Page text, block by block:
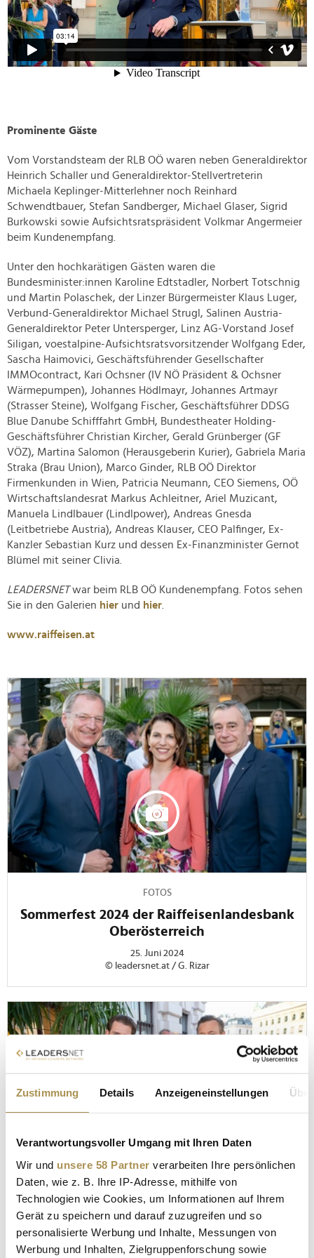
Zustimmung Details Anzeigeneinstellungen
Verantwortungsvoller Umgang mit Ihren Daten
Wir und unsere 58 Partner verarbeiten Ihre persönlichen
Daten, wie z. B. Ihre IP-Adresse, mithilfe von
Technologien wie Cookies, um Informationen auf Ihrem
Gerät zu speichern und darauf zuzugreifen und so
personalisierte Werbung und Inhalte, Messungen von
Werbung und Inhalten, Zielgruppenforschung sowie
Prominente Gäste
Vom Vorstandsteam der RLB OÖ waren neben Generaldirektor
Heinrich Schaller und Generaldirektor-Stellvertreterin
Michaela Keplinger-Mitterlehner noch Reinhard
Schwendtbauer, Stefan Sandberger, Michael Glaser, Sigrid
Burkowski sowie Aufsichtsratspräsident Volkmar Angermeier
beim Kundenempfang.
Unter den hochkarätigen Gästen waren die
Bundesminister:innen Karoline Edtstadler, Norbert Totschnig
und Martin Polaschek, der Linzer Bürgermeister Klaus Luger,
Verbund-Generaldirektor Michael Strugl, Salinen Austria-
Generaldirektor Peter Untersperger, Linz AG-Vorstand Josef
Siligan, voestalpine-Aufsichtsratsvorsitzender Wolfgang Eder,
Sascha Haimovici, Geschäftsführender Gesellschafter
IMMOcontract, Kari Ochsner (IV NÖ Präsident & Ochsner
Wärmepumpen), Johannes Hödlmayr, Johannes Artmayr
(Strasser Steine), Wolfgang Fischer, Geschäftsführer DDSG
Blue Danube Schifffahrt GmbH, Bundestheater Holding-
Geschäftsführer Christian Kircher, Gerald Grünberger (GF
VÖZ), Martina Salomon (Herausgeberin Kurier), Gabriela Maria
Straka (Brau Union), Marco Ginder, RLB OÖ Direktor
Firmenkunden in Wien, Patricia Neumann, CEO Siemens, OÖ
Wirtschaftslandesrat Markus Achleitner, Ariel Muzicant,
Manuela Lindlbauer (Lindlpower), Andreas Gnesda
(Leitbetriebe Austria), Andreas Klauser, CEO Palfinger, Ex-
Kanzler Sebastian Kurz und dessen Ex-Finanzminister Gernot
Blümel mit seiner Clivia.
LEADERSNETwar beim RLB OÖ Kundenempfang. Fotos sehen
Sie in den Galerien hier und hier
www.raiffeisen.at
FOTOS
Sommerfest 2024 der Raiffeisenlandesbank
Oberösterreich
25. Juni 2024
© leadersnet.at / G. Rizar
FOTOS
Sommerfest 2024 der Raiffeisenlandesbank
Oberösterreich - Teil 2